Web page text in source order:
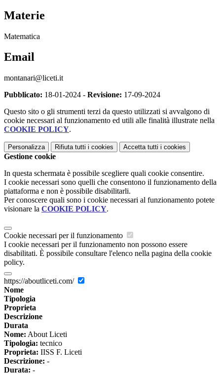
Materie
Matematica
Email
montanari@liceti.it
Pubblicato: 18-01-2024 - Revisione: 17-09-2024
Questo sito o gli strumenti terzi da questo utilizzati si avvalgono di
cookie necessari al funzionamento ed utili alle finalità illustrate nella
COOKIE POLICY.
Personalizza Rifiuta tutti i cookies Accetta tutti i cookies
Gestione cookie
In questa schermata è possibile scegliere quali cookie consentire.
I cookie necessari sono quelli che consentono il funzionamento della
piattaforma e non è possibile disabilitarli.
Per conoscere quali sono i cookie necessari al funzionamento potete
visionare la COOKIE POLICY.
Cookie necessari per il funzionamento
I cookie necessari per il funzionamento non possono essere
disabilitati. È possibile consultare l'elenco nella pagina della cookie
policy.
https://aboutliceti.com/
Nome
Tipologia
Proprieta
Descrizione
Durata
Nome: About Liceti
Tipologia: tecnico
Proprieta: IISS F. Liceti
Descrizione: -
Durata: -